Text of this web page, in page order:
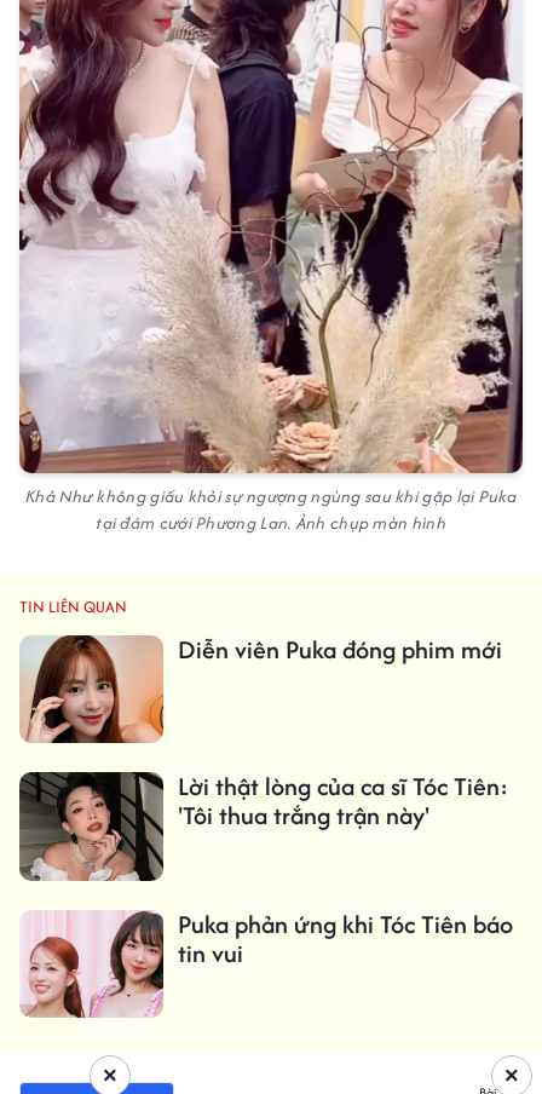
Khả Như không giấu khỏi sự ngượng ngùng sau khi gặp lại Puka
tại đám cưới Phương Lan. Ảnh chụp màn hình
TIN LIÊN QUAN
Diễn viên Puka đóng phim mới
Lời thật lòng của ca sĩ Tóc Tiên:
'Tôi thua trắng trận này'
Puka phản ứng khi Tóc Tiên báo
tin vui
×
×